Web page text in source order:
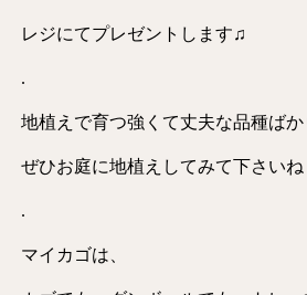
レジにてプレゼントします♫
.
地植えで育つ強くて丈夫な品種ばか
ぜひお庭に地植えしてみて下さいね
.
マイカゴは、